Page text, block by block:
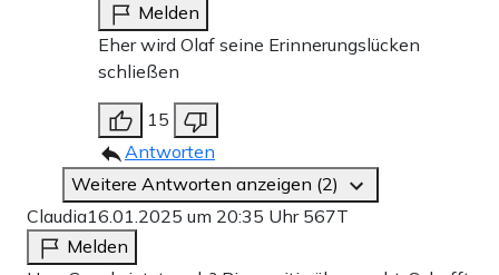
Melden
Eher wird Olaf seine Erinnerungslücken
schließen
15
Antworten
Weitere Antworten anzeigen (2)
Claudia16.01.2025 um 20:35 Uhr 567T
Melden